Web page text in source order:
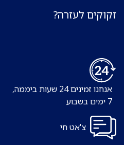
זקוקים לעזרה?
אנחנו זמינים 24 שעות ביממה,
צ'אט חי